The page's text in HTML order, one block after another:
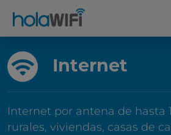
Internet
Internet por antena de hasta
rurales, viviendas, casas de